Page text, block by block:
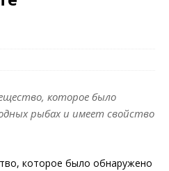
которое было
рыбах и имеет свойство
которое было обнаружено